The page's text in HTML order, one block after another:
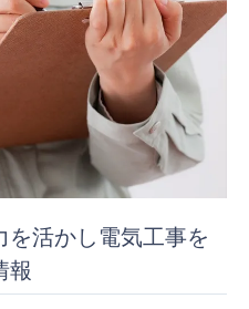
を活かし電気工事を
報